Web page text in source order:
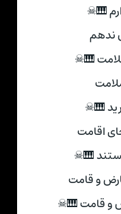
🎹☠
ندهم
🎹☠
🎹☠
اقامت
🎹☠
و قامت
و قامت 🎹☠